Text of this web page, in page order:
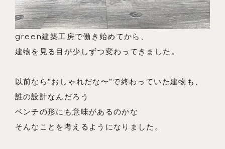
リノベーションとは
家づくりの流れ
お問い合わせ
採用情報
green建築工房で働き始めてから、
建物を見る目が少しずつ変わってきました。
以前なら”おしゃれだな〜”で終わっていた建物も、
誰の設計なんだろう
ベンチの形にも意味があるのかな
そんなことを考えるようになりました。